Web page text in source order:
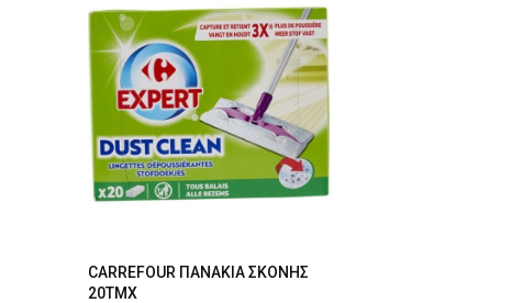
CARREFOUR ΠΑΝΑΚΙΑ ΣΚΟΝΗΣ
20ΤΜΧ